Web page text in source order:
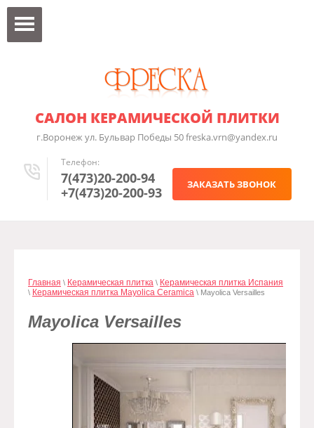
САЛОН КЕРАМИЧЕСКОЙ ПЛИТКИ
г.Воронеж ул. Бульвар Победы 50 freska.vrn@yandex.ru
Телефон:
7(473)20-200-94
+7(473)20-200-93
ЗАКАЗАТЬ ЗВОНОК
Главная \ Керамическая плитка \ Керамическая плитка Испания
\ Керамическая плитка Mayolica Ceramica \ Mayolica Versailles
Mayolica Versailles